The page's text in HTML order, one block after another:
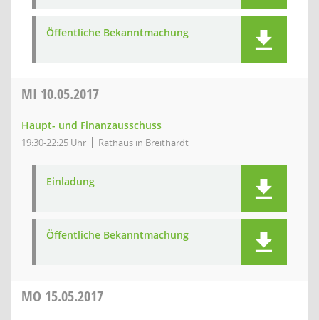
Öffentliche Bekanntmachung
MI 10.05.2017
Haupt- und Finanzausschuss
19:30-22:25 Uhr Rathaus in Breithardt
Einladung
Öffentliche Bekanntmachung
MO 15.05.2017